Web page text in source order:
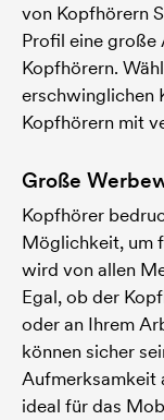
von Kopfhörern
Profil eine große
Kopfhörern.
erschwinglichen
Kopfhörern mit
Große
Kopfhörer
Möglichkeit, um
wird von allen
Egal, ob der
oder an Ihrem
können sicher
Aufmerksamkeit
ideal für das